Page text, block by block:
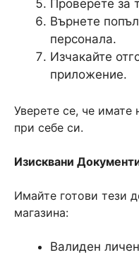
Проверете за
Върнете
персонала.
Изчакайте
приложение.
Уверете се, че имате
при себе си.
Изисквани
Имайте готови тези
магазина:
Валиден